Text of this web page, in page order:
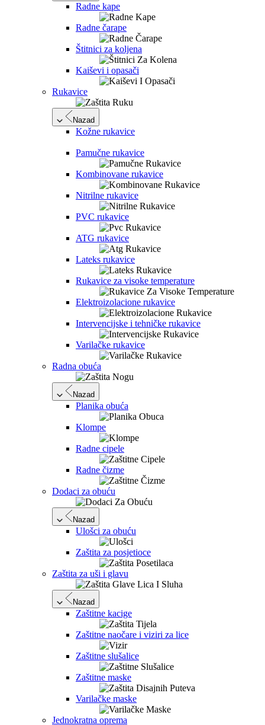
Radne kape
Radne čarape
Štitnici za koljena
Kaiševi i opasači
Rukavice
Nazad
Kožne rukavice
Pamučne rukavice
Kombinovane rukavice
Nitrilne rukavice
PVC rukavice
ATG rukavice
Lateks rukavice
Rukavice za visoke temperature
Elektroizolacione rukavice
Intervencijske i tehničke rukavice
Varilačke rukavice
Radna obuća
Nazad
Planika obuća
Klompe
Radne cipele
Radne čizme
Dodaci za obuću
Nazad
Ulošci za obuću
Zaštita za posjetioce
Zaštita za uši i glavu
Nazad
Zaštitne kacige
Zaštitne naočare i viziri za lice
Zaštitne slušalice
Zaštitne maske
Varilačke maske
Jednokratna oprema